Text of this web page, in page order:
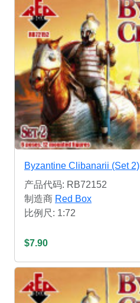
Byzantine Clibanarii (Set 2)
产品代码: RB72152
制造商 Red Box
比例尺: 1:72
$7.90